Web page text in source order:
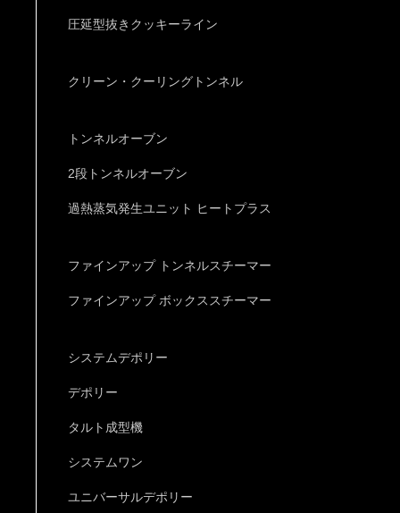
圧延型抜きクッキーライン
クリーン・クーリングトンネル
トンネルオーブン
2段トンネルオーブン
過熱蒸気発生ユニット ヒートプラス
ファインアップ トンネルスチーマー
ファインアップ ボックススチーマー
システムデポリー
デポリー
タルト成型機
システムワン
ユニバーサルデポリー